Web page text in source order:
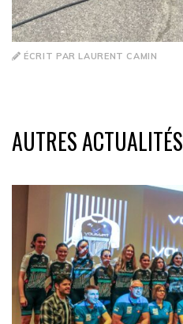
ÉCRIT PAR LAURENT CAMIN
AUTRES ACTUALITÉS